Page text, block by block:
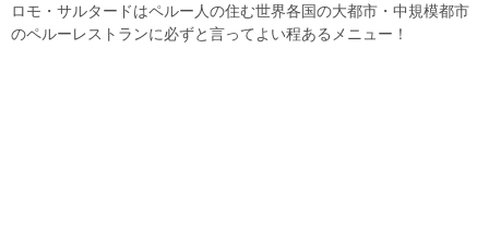
ロモ・サルタードはペルー人の住む世界各国の大都市・中規模都市
のペルーレストランに必ずと言ってよい程あるメニュー！